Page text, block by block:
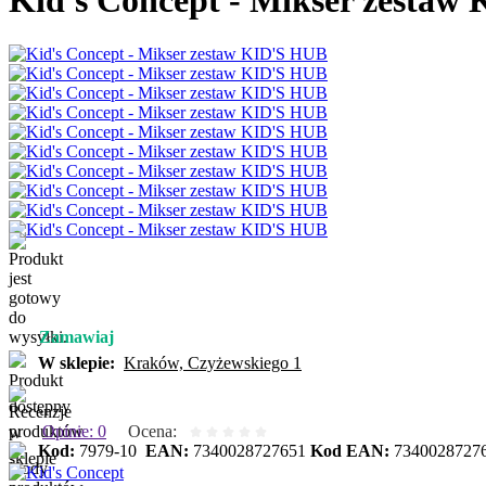
Zamawiaj
W sklepie: Kraków, Czyżewskiego 1
Opinie: 0
Ocena:
Kod: 7979-10 EAN: 7340028727651 Kod EAN: